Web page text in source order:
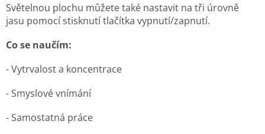
Světelnou plochu můžete také nastavit na tři úrovně
jasu pomocí stisknutí tlačítka vypnutí/zapnutí.
Co se naučím:
- Vytrvalost a koncentrace
- Smyslové vnímání
- Samostatná práce